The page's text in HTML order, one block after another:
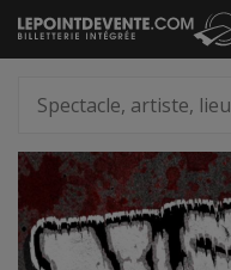
Passer
au
artiste,
lieu...